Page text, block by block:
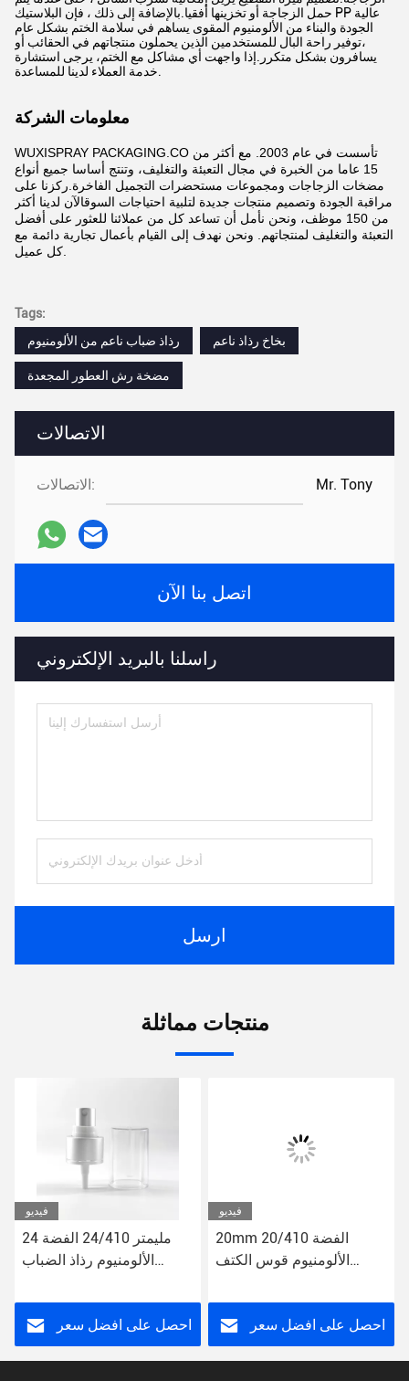
الاتصالات
الاتصالات: Mr. Tony
اتصل بنا الآن
راسلنا بالبريد الإلكتروني
ارسل
حمل الزجاجة أو تخزينها أفقيا.بالإضافة إلى ذلك ، فإن البلاستيك PP عالية
الجودة والبناء من الألومنيوم المقوى يساهم في سلامة الختم بشكل عام
،توفير راحة البال للمستخدمين الذين يحملون منتجاتهم في الحقائب أو
يسافرون بشكل متكرر.إذا واجهت أي مشاكل مع الختم، يرجى استشارة
خدمة العملاء لدينا للمساعدة.
معلومات الشركة
WUXISPRAY PACKAGING.CO تأسست في عام 2003. مع أكثر من
15 عاما من الخبرة في مجال التعبئة والتغليف، وتنتج أساسا جميع أنواع
مضخات الزجاجات ومجموعات مستحضرات التجميل الفاخرة.ركزنا على
مراقبة الجودة وتصميم منتجات جديدة لتلبية احتياجات السوقالآن لدينا أكثر
من 150 موظف، ونحن نأمل أن تساعد كل من عملائنا للعثور على أفضل
التعبئة والتغليف لمنتجاتهم. ونحن نهدف إلى القيام بأعمال تجارية دائمة مع
Tags:
رذاذ ضباب ناعم من الألومنيوم
بخاخ رذاذ ناعم
مضخة رش العطور المجعدة
منتجات مماثلة
فيديو
24 مليمتر 24/410 الفضة
الألومنيوم رذاذ الضباب
مضخة الموزع
احصل على افضل سعر
فيديو
20mm 20/410 الفضة
الألومنيوم قوس الكتف
للمراهم
احصل على افضل سعر